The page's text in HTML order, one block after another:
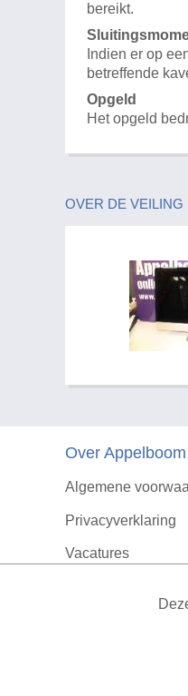
bereikt.
Indien er op
betreffende
Opgeld
Het opgeld
OVER DE VEILING
Over Appelboom
Algemene
Privacyverklaring
Vacatures